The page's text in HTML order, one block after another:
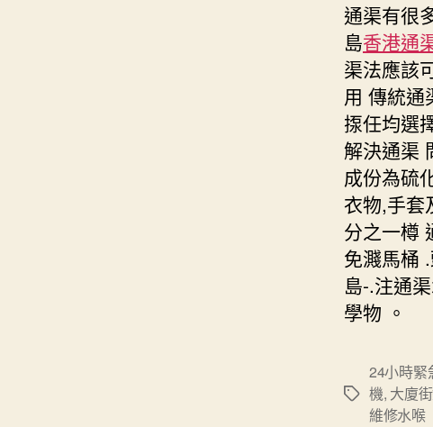
通渠有很
島香港通
渠法應該
用 傳統通
揼任均選
解決通渠
成份為硫
衣物,手套
分之一樽
免濺馬桶
島-.注通
學物 。
Tags
24小時緊
機, 大廈
維修水喉